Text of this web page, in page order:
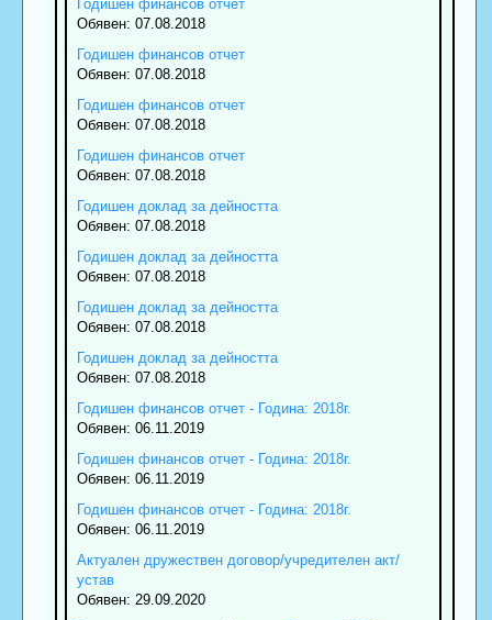
Годишен финансов отчет
Обявен: 07.08.2018
Годишен финансов отчет
Обявен: 07.08.2018
Годишен финансов отчет
Обявен: 07.08.2018
Годишен финансов отчет
Обявен: 07.08.2018
Годишен доклад за дейността
Обявен: 07.08.2018
Годишен доклад за дейността
Обявен: 07.08.2018
Годишен доклад за дейността
Обявен: 07.08.2018
Годишен доклад за дейността
Обявен: 07.08.2018
Годишен финансов отчет - Година: 2018г.
Обявен: 06.11.2019
Годишен финансов отчет - Година: 2018г.
Обявен: 06.11.2019
Годишен финансов отчет - Година: 2018г.
Обявен: 06.11.2019
Актуален дружествен договор/учредителен акт/
устав
Обявен: 29.09.2020